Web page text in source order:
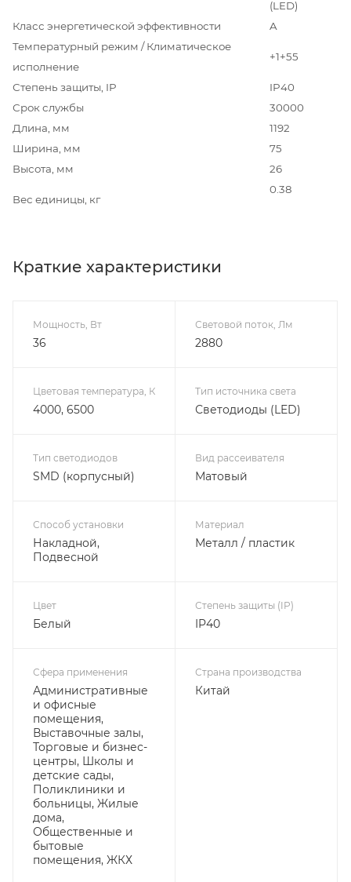
(LED)
Класс энергетической эффективности
A
Температурный режим / Климатическое
исполнение
+1+55
Степень защиты, IP
IP40
Срок службы
30000
Длина, мм
1192
Ширина, мм
75
Высота, мм
26
Вес единицы, кг
0.38
Краткие характеристики
Мощность, Вт
36
Световой поток, Лм
2880
Цветовая температура, К
4000, 6500
Тип источника света
Светодиоды (LED)
Тип светодиодов
SMD (корпусный)
Вид рассеивателя
Матовый
Способ установки
Накладной,
Подвесной
Материал
Металл / пластик
Цвет
Белый
Степень защиты (IP)
IP40
Сфера применения
Административные
и офисные
помещения,
Выставочные залы,
Торговые и бизнес-
центры, Школы и
детские сады,
Поликлиники и
больницы, Жилые
дома,
Общественные и
бытовые
помещения, ЖКХ
Страна производства
Китай